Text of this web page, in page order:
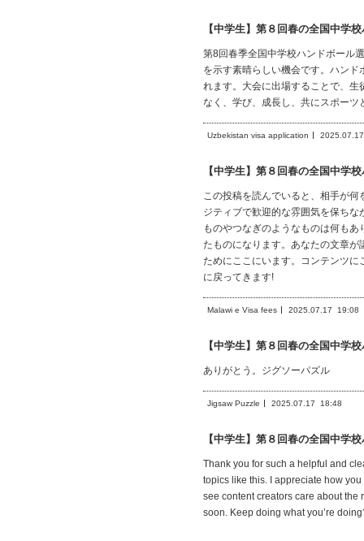
【中学生】第８回春の全国中学
第8回春季全国中学校ハンドボール
を示す素晴らしい機会です。ハン
れます。大会に出場することで、
なく、学び、成長し、共にスポー
Uzbekistan visa application 2025.07.17
【中学生】第８回春の全国中学
この投稿を読んでいると、相手が
ジティブで歓迎的な雰囲気を保ち
ものやつなぎのようなものは何も
たものになります。あなたの文章
ためにここにいます。コンテンツ
に戻ってきます!
Malawi e Visa fees 2025.07.17 19:08
【中学生】第８回春の全国中学
ありがとう。ジグソーパズル
Jigsaw Puzzle 2025.07.17 18:48
【中学生】第８回春の全国中学
Thank you for such a helpful and
topics like this. I appreciate how
see content creators care about the
soon. Keep doing what you’re